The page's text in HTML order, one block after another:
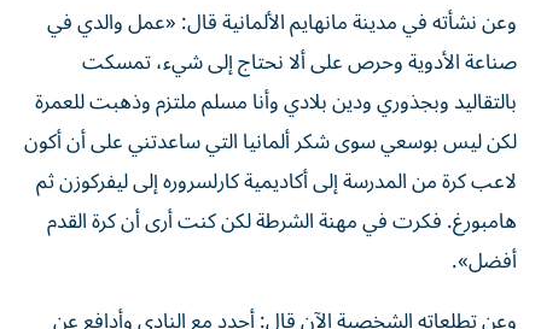
وعن نشأته في مدينة مانهايم الألمانية قال: «عمل والدي في
صناعة الأدوية وحرص على ألا نحتاج إلى شيء، تمسكت
بالتقاليد وبجذوري ودين بلادي وأنا مسلم ملتزم وذهبت للعمرة
لكن ليس بوسعي سوى شكر ألمانيا التي ساعدتني على أن أكون
لاعب كرة من المدرسة إلى أكاديمية كارلسروره إلى ليفركوزن ثم
هامبورغ. فكرت في مهنة الشرطة لكن كنت أرى أن كرة القدم
أفضل».